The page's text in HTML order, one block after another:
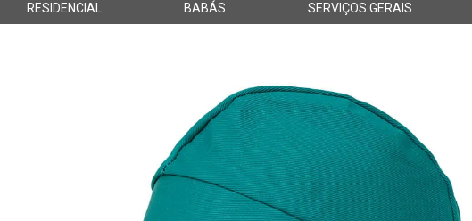
RESIDENCIAL BABÁS SERVIÇOS GERAIS